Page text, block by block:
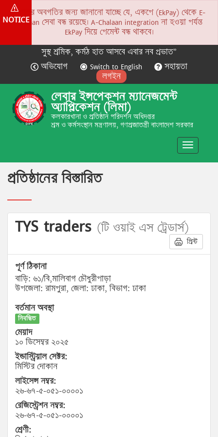
NOTICE
সকলের অবগতির জন্য জানানো যাচ্ছে যে, একপে (EkPay) থেকে E-
Chalaan সেবা বন্ধ রয়েছে। A-Chalaan integration না হওয়া পর্যন্ত
EkPay দিয়ে পেমেন্ট বন্ধ থাকবে।
সুস্থ শ্রমিক, কর্মঠ হাত আসবে এবার নব প্রভাত”
অভিযোগ
Switch to English
সহায়তা
লগইন
লেবার ইন্সপেকশন ম্যানেজমেন্ট
অ্যাপ্লিকেশন (লিমা)
কলকারখানা ও প্রতিষ্ঠান পরিদর্শন অধিদপ্তর
শ্রম ও কর্মসংস্থান মন্ত্রণালয়, গণপ্রজাতন্ত্রী বাংলাদেশ সরকার
Toggle
প্রতিষ্ঠানের বিস্তারিত
TYS traders (টি ওয়াই এস ট্রেডার্স)
প্রিন্ট
পূর্ণ ঠিকানা
বাড়ি: ৬১/বি,মালিবাগ চৌধুরীপাড়া
উপজেলা: রামপুরা, জেলা: ঢাকা, বিভাগ: ঢাকা
বর্তমান অবস্থা
নিবন্ধিত
মেয়াদ
১০ ডিসেম্বর ২০২৫
ইন্ডাস্ট্রিয়াল সেক্টর:
মিস্টির দোকান
লাইসেন্স নম্বর:
২৬-৬৭-৫-০৫১-০০০০১
রেজিস্ট্রেশন নম্বর:
২৬-৬৭-৫-০৫১-০০০০১
শ্রেণী: